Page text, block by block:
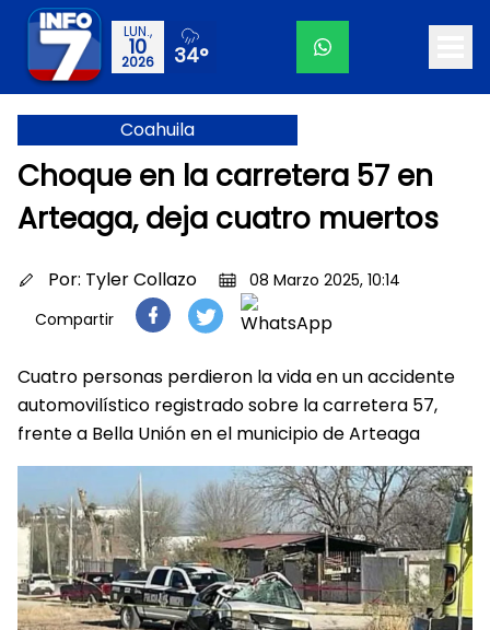
LUN.,
10
2026 34°
Coahuila
Choque en la carretera 57 en
Arteaga, deja cuatro muertos
Por: Tyler Collazo
08 Marzo 2025, 10:14
Compartir
Cuatro personas perdieron la vida en un accidente
automovilístico registrado sobre la carretera 57,
frente a Bella Unión en el municipio de Arteaga